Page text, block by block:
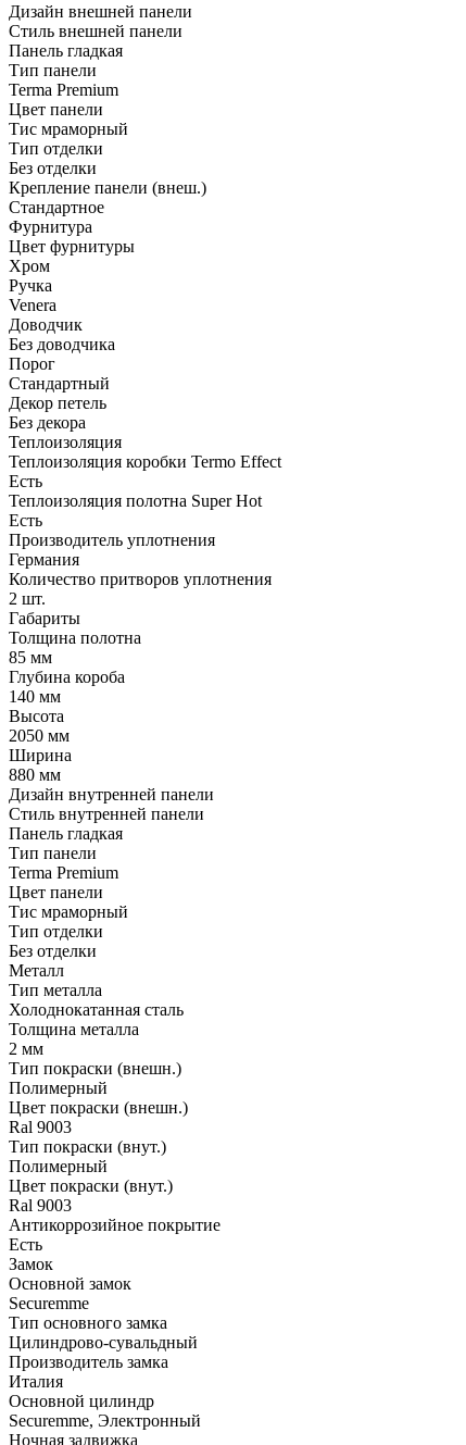
Дизайн внешней панели
Стиль внешней панели
Панель гладкая
Тип панели
Terma Premium
Цвет панели
Тис мраморный
Тип отделки
Без отделки
Крепление панели (внеш.)
Стандартное
Фурнитура
Цвет фурнитуры
Хром
Ручка
Venera
Доводчик
Без доводчика
Порог
Стандартный
Декор петель
Без декора
Теплоизоляция
Теплоизоляция коробки Termo Effect
Есть
Теплоизоляция полотна Super Нot
Есть
Производитель уплотнения
Германия
Количество притворов уплотнения
2 шт.
Габариты
Толщина полотна
85 мм
Глубина короба
140 мм
Высота
2050 мм
Ширина
880 мм
Дизайн внутренней панели
Стиль внутренней панели
Панель гладкая
Тип панели
Terma Premium
Цвет панели
Тис мраморный
Тип отделки
Без отделки
Металл
Тип металла
Холоднокатанная сталь
Толщина металла
2 мм
Тип покраски (внешн.)
Полимерный
Цвет покраски (внешн.)
Ral 9003
Тип покраски (внут.)
Полимерный
Цвет покраски (внут.)
Ral 9003
Антикоррозийное покрытие
Есть
Замок
Основной замок
Securemme
Тип основного замка
Цилиндрово-сувальдный
Производитель замка
Италия
Основной цилиндр
Securemme, Электронный
Ночная задвижка